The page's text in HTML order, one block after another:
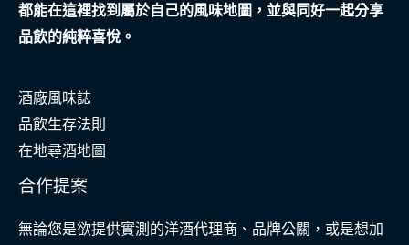
都能在這裡找到屬於自己的風味地圖，並與同好一起分享
品飲的純粹喜悅。
酒廠風味誌
品飲生存法則
在地尋酒地圖
合作提案
無論您是欲提供實測的洋酒代理商、品牌公關，或是想加